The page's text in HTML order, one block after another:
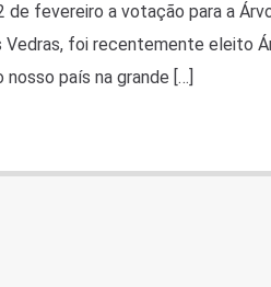
fevereiro a votação para a
Vedras, foi recentemente eleito
país na grande […]